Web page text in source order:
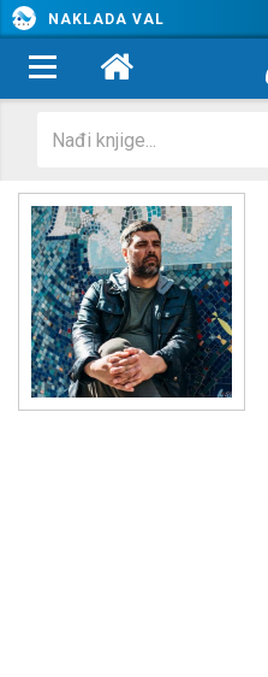
NAKLADA VAL